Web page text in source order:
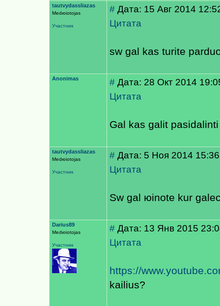
tautvydassliazas
Medюiotojas
Участник
# Дата: 15 Авг 2014
Цитата
sw gal kas turite
Anonimas # Дата: 28 Окт 2014
Цитата
Gal kas galit
tautvydassliazas
Medюiotojas
Участник
# Дата: 5 Ноя 2014 15:36
Цитата
Sw gal юinote kur
Darius89
Medюiotojas
Участник
# Дата: 13 Янв 2015
Цитата
https://
kailius?